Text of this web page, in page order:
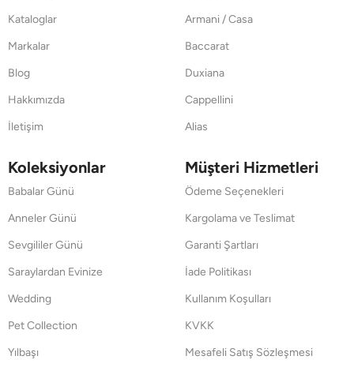
Kataloglar
Markalar
Blog
Hakkımızda
İletişim
Armani / Casa
Baccarat
Duxiana
Cappellini
Alias
Koleksiyonlar
Babalar Günü
Anneler Günü
Sevgililer Günü
Saraylardan Evinize
Wedding
Pet Collection
Yılbaşı
Müşteri Hizmetleri
Ödeme Seçenekleri
Kargolama ve Teslimat
Garanti Şartları
İade Politikası
Kullanım Koşulları
KVKK
Mesafeli Satış Sözleşmesi